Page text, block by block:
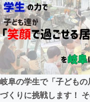
アート・写真
テクノロジ
映像・映画
ビジネス・
岐阜の学生で「子どもの
づくりに挑戦します！